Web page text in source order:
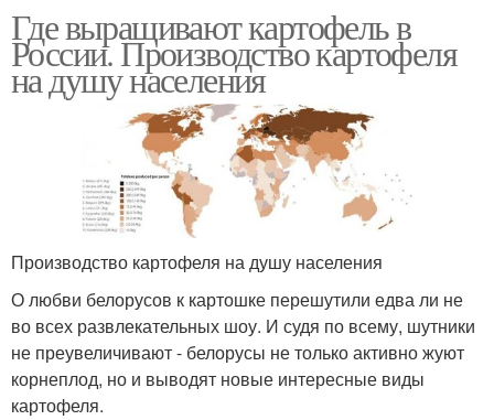
Где выращивают картофель в
России. Производство картофеля
на душу населения
Производство картофеля на душу населения
О любви белорусов к картошке перешутили едва ли не
во всех развлекательных шоу. И судя по всему, шутники
не преувеличивают - белорусы не только активно жуют
корнеплод, но и выводят новые интересные виды
картофеля.